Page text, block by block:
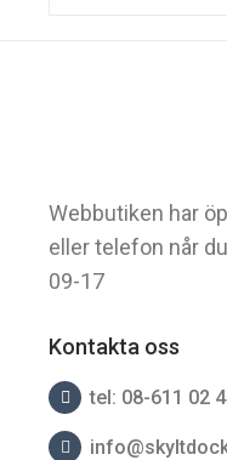
Webbutiken har
eller telefon når
09-17
Kontakta oss
tel: 08-611 02